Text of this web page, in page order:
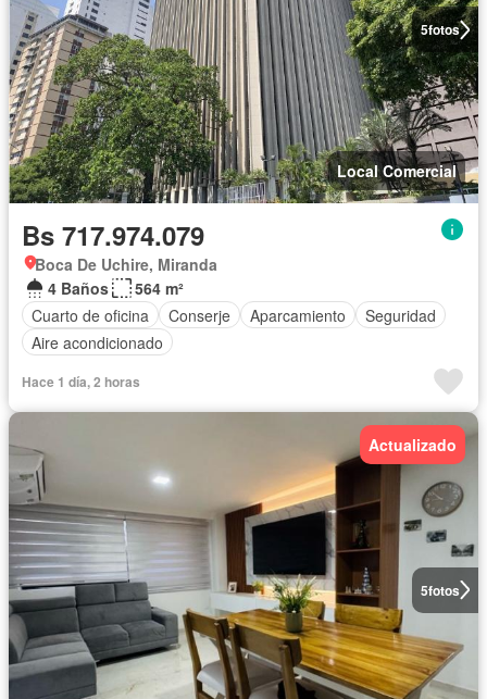
5fotos
Local Comercial
Bs 717.974.079
Boca De Uchire, Miranda
4 Baños
564 m²
Cuarto de oficina
Conserje Aparcamiento
Seguridad
Aire acondicionado
Hace 1 día, 2 horas
5fotos
Actualizado